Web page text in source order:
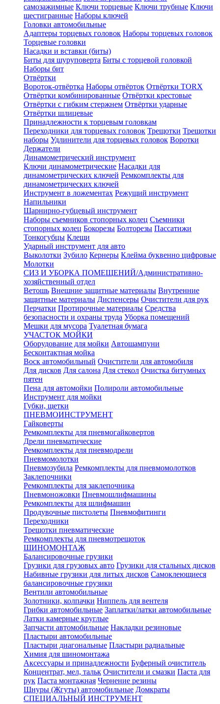
самозажимные Ключи торцевые Ключи трубные Ключи
шестигранные Наборы ключей
Головки автомобильные
Адаптеры торцевых головок Наборы торцевых головок
Торцевые головки
Насадки и вставки (биты)
Биты для шуруповерта Биты с торцевой головкой
Наборы бит
Отвёртки
Вороток-отвёртка Наборы отвёрток Отвёртки TORX
Отвёртки комбинированные Отвёртки крестовые
Отвёртки с гибким стержнем Отвёртки ударные
Отвёртки шлицевые
Принадлежности к торцевым головкам
Переходники для торцевых головок Трещотки Трещотки
наборы Удлинители для торцевых головок Воротки
Держатели
Динамометрический инструмент
Ключи динамометрические Насадки для
динамометрических ключей Ремкомплекты для
динамометрических ключей
Инструмент в ложементах Режущий инструмент
Напильники
Шарнирно-губцевый инструмент
Наборы съемников стопорных колец Съемники
стопорных колец Бокорезы Болторезы Пассатижи
Тонкогубцы Клещи
Ударный инструмент для авто
Выколотки Зубило Кернеры Клейма буквенно цифровые
Молотки
СИЗ И УБОРКА ПОМЕЩЕНИЙ/Административно-
хозяйственный отдел
Ветошь Внешние защитные материалы Внутренние
защитные материалы Диспенсеры Очистители для рук
Перчатки Протирочные материалы Средства
безопасности и охраны труда Уборка помещений
Мешки для мусора Туалетная бумага
УЧАСТОК МОЙКИ
Оборудование для мойки Автошампуни
Бесконтактная мойка
Воск автомобильный Очистители для автомобиля
Для дисков Для салона Для стекол Очистка битумных
пятен
Пена для автомойки Полироли автомобильные
Инструмент для мойки
Губки, щетки
ПНЕВМОИНСТРУМЕНТ
Гайковерты
Ремкомплекты для пневмогайковертов
Дрели пневматические
Ремкомплекты для пневмодрели
Пневмомолотки
Пневмозубила Ремкомплекты для пневмомолотков
Заклепочники
Ремкомплекты для заклепочника
Пневмоножовки Пневмошлифмашины
Ремкомплекты для шлифмашин
Продувочные пистолеты Пневмофитинги
Переходники
Трещотки пневматические
Ремкомплекты для пневмотрещоток
ШИНОМОНТАЖ
Балансировочные грузики
Грузики для грузовых авто Грузики для стальных дисков
Набивные грузики для литых дисков Самоклеющиеся
балансировочные грузики
Вентили автомобильные
Золотники, колпачки Ниппель для вентеля
Грибки автомобильные Заплатки/латки автомобильные
Латки камерные круглые
Запчасти автомобильные Накладки резиновые
Пластыри автомобильные
Пластыри диагональные Пластыри радиальные
Химия для шиномонтажа
Аксессуары и принадлежности Буферный очиститель
Концентрат, мел, тальк Очистители и смазки Паста для
рук Паста монтажная Чернение резины
Шнуры (Жгуты) автомобильные Домкраты
СПЕЦИАЛЬНЫЙ ИНСТРУМЕНТ